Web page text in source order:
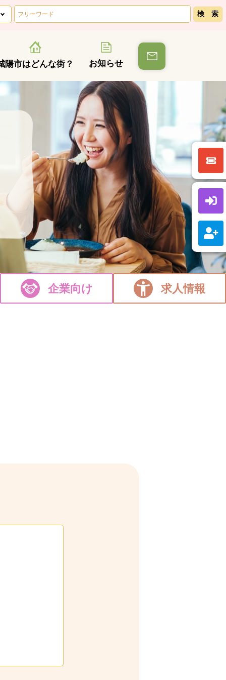
陽市はどんな街？ お知らせ
企業向け 求人情報